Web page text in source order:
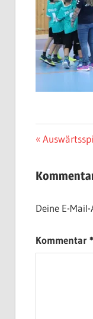
Vorheriger
Deine E-
Kommentar*